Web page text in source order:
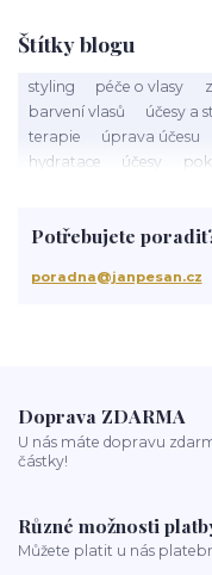
Štítky blogu
styling péče o vlasy
barvení vlasů
účesy a
terapie
úprava účesu
hydratace
účesy
třepění vlasů
chemicky
kortikoidy
objem vlasů
ionizace při fénování
Potřebujete
poradna@janpesan.cz
Doprava ZDARMA
U nás máte dopravu
částky!
Různé možnosti
Můžete platit u nás